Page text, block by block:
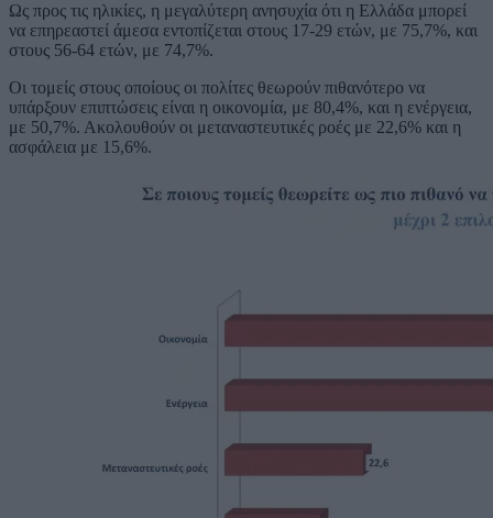
Ως προς τις ηλικίες, η μεγαλύτερη ανησυχία ότι η Ελλάδα μπορεί
να επηρεαστεί άμεσα εντοπίζεται στους 17-29 ετών, με 75,7%, και
στους 56-64 ετών, με 74,7%.
Οι τομείς στους οποίους οι πολίτες θεωρούν πιθανότερο να
υπάρξουν επιπτώσεις είναι η οικονομία, με 80,4%, και η ενέργεια,
με 50,7%. Ακολουθούν οι μεταναστευτικές ροές με 22,6% και η
ασφάλεια με 15,6%.